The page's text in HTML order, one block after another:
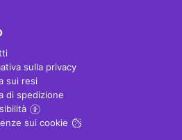
sulla privacy
sui resi
di spedizione
sui cookie